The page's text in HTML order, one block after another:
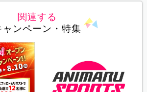
関連する
ャンペーン・特集